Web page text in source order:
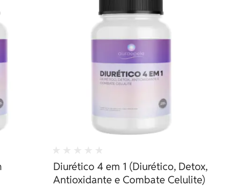
Diurético 4 em 1 (Diurético, Detox,
Antioxidante e Combate Celulite)